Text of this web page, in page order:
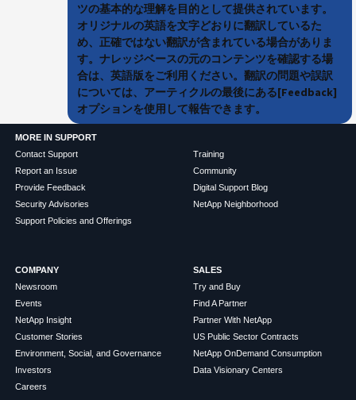
ツの基本的な理解を目的として提供されています。
オリジナルの英語を文字どおりに翻訳しているた
め、正確ではない翻訳が含まれている場合がありま
す。ナレッジベースの元のコンテンツを確認する場
合は、英語版をご利用ください。翻訳の問題や誤訳
については、アーティクルの最後にある[Feedback]
オプションを使用して報告できます。
MORE IN SUPPORT
Contact Support
Report an Issue
Provide Feedback
Security Advisories
Support Policies and Offerings
Training
Community
Digital Support Blog
NetApp Neighborhood
COMPANY
Newsroom
Events
NetApp Insight
Customer Stories
Environment, Social, and Governance
Investors
Careers
SALES
Try and Buy
Find A Partner
Partner With NetApp
US Public Sector Contracts
NetApp OnDemand Consumption
Data Visionary Centers